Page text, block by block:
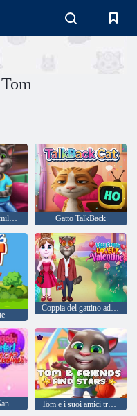
Tom e Angela Family Day Twins Gatto TalkBack
Coppia del gattino adorabile San Valentino
Angela Perfetto San Valentino Tom e i suoi amici trovano le stelle